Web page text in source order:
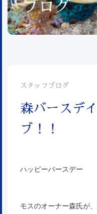
ブログ
スタッフブログ
森バースデ
ブ！！
ハッピーバースデー
モスのオーナー森氏が